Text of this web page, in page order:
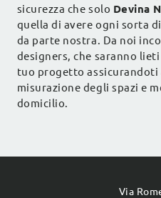
sicurezza che solo Devina
quella di avere ogni sorta
da parte nostra. Da noi
designers, che saranno
tuo progetto assicurandoti
misurazione degli spazi e
domicilio.
Via